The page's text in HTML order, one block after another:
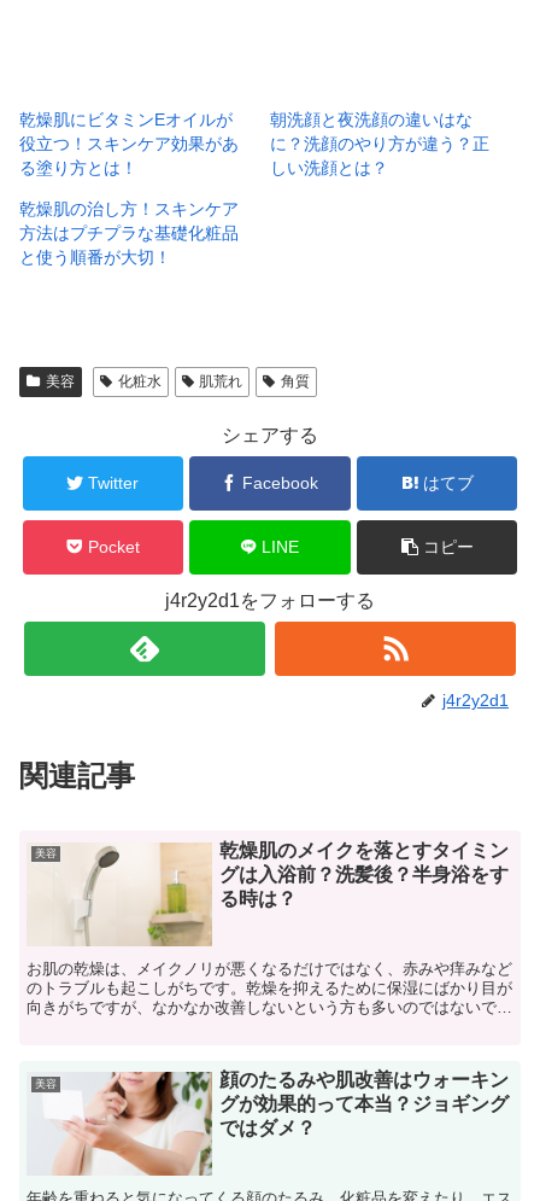
乾燥肌にビタミンEオイルが
役立つ！スキンケア効果があ
る塗り方とは！
朝洗顔と夜洗顔の違いはな
に？洗顔のやり方が違う？正
しい洗顔とは？
乾燥肌の治し方！スキンケア
方法はプチプラな基礎化粧品
と使う順番が大切！
美容 化粧水 肌荒れ 角質
シェアする
Twitter Facebook はてブ
Pocket LINE コピー
j4r2y2d1をフォローする
j4r2y2d1
関連記事
美容
乾燥肌のメイクを落とすタイミン
グは入浴前？洗髪後？半身浴をす
る時は？
お肌の乾燥は、メイクノリが悪くなるだけではなく、赤みや痒みなど
のトラブルも起こしがちです。乾燥を抑えるために保湿にばかり目が
向きがちですが、なかなか改善しないという方も多いのではないでし
美容
顔のたるみや肌改善はウォーキン
グが効果的って本当？ジョギング
ではダメ？